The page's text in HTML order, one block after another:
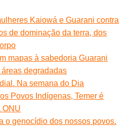
Kaiowá e Guarani contra
de dominação da terra, dos
mapas à sabedoria Guarani
degradadas
Na semana do Dia
Povos Indígenas, Temer é
ONU
o genocídio dos nossos povos.